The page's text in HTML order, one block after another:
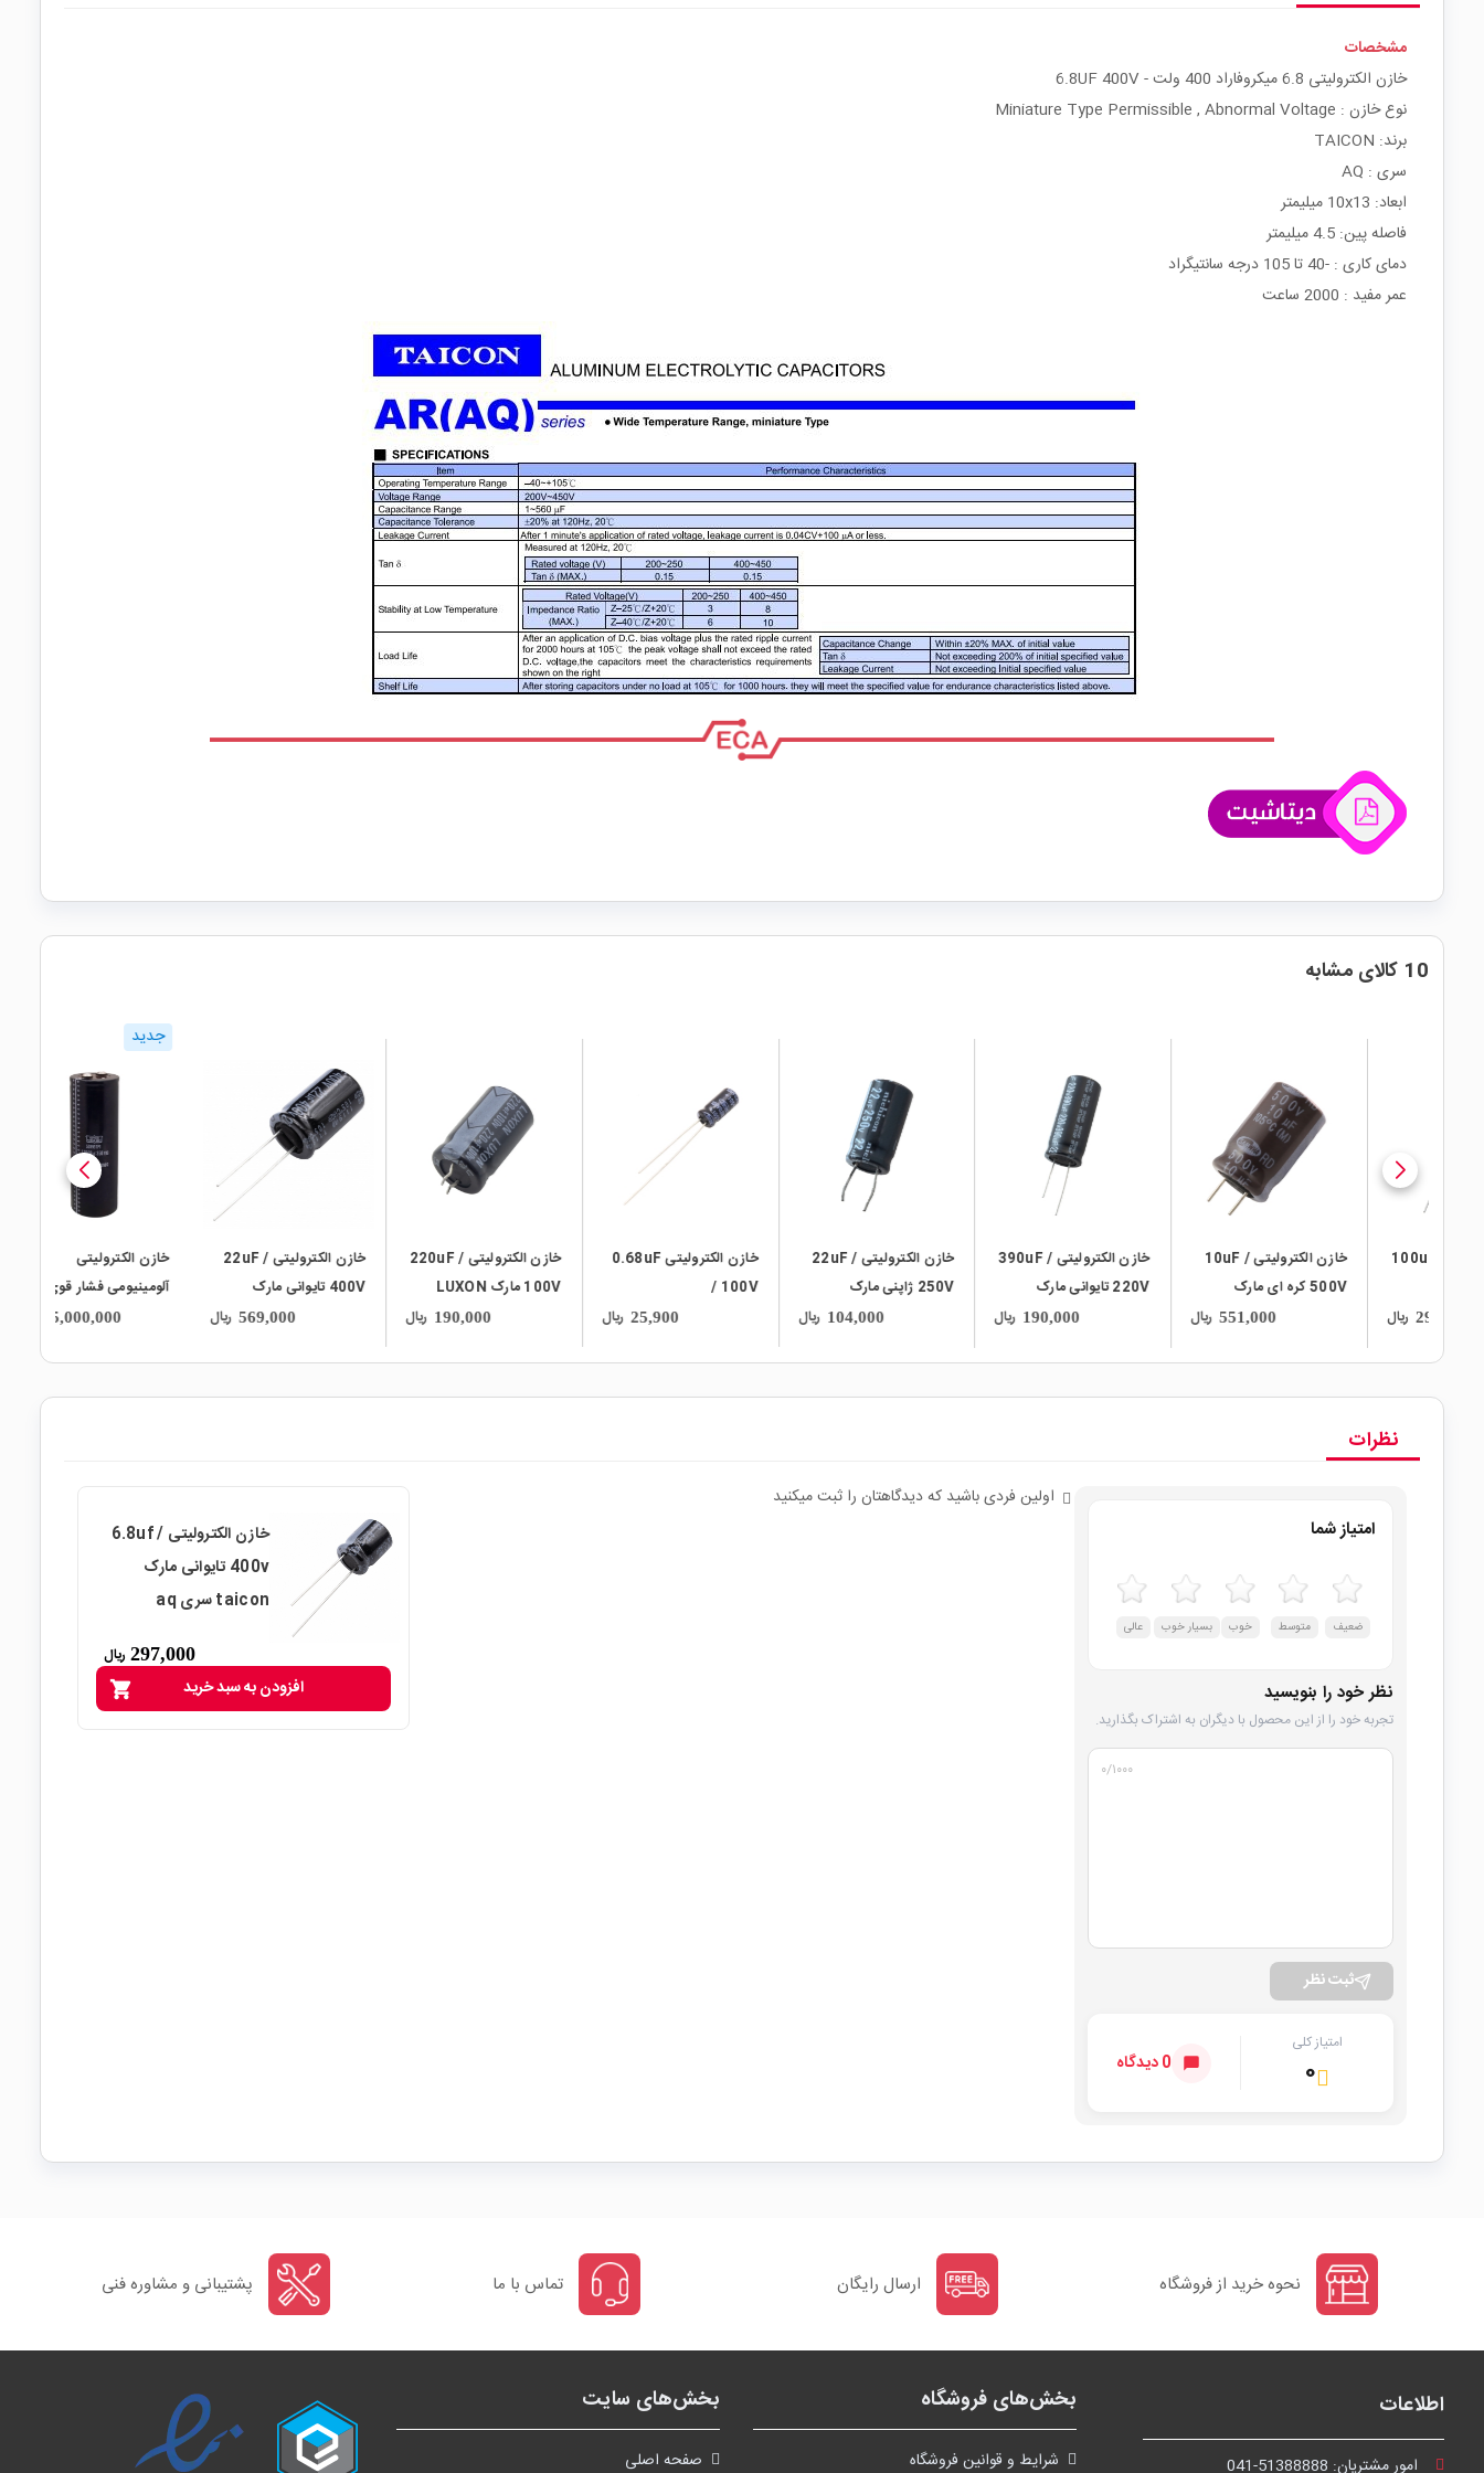
مشخصات
خازن الکترولیتی 6.8 میکروفاراد 400 ولت - 6.8UF 400V
نوع خازن : Miniature Type Permissible , Abnormal Voltage
برند: TAICON
سری : AQ
ابعاد: 10x13 میلیمتر
فاصله پین: 4.5 میلیمتر
دمای کاری : -40 تا 105 درجه سانتیگراد
عمر مفید : 2000 ساعت
10 کالای مشابه
خازن الکترولیتی 10uF /
500V کره ای مارک
(SLC) SAMWHA
ریال
خازن الکترولیتی 390uF /
220V تایوانی مارک
TAICON با طول عمر بالا
ریال
خازن الکترولیتی 22uF /
250V ژاپنی مارک
NICHICON
ریال
خازن الکترولیتی 0.68uF
ریال
خازن الکترولیتی 220uF /
ریال
خازن الکترولیتی 22uF /
400V تایوانی مارک
TAICON سری AQ
ریال
خازن الکترولیتی
آلومینیومی فشار قوی
12000uF-350VDC با35,000,000 ریال
نظرات
امتیاز شما
ضعیف متوسط خوب بسیار خوب عالی
نظر خود را بنویسید
تجربه خود را از این محصول با دیگران به اشتراک بگذارید.
۰/۱۰۰۰
ثبت نظر
امتیاز کلی
۰ 0 دیدگاه
اولین فردی باشید که دیدگاهتان را ثبت میکنید
خازن الکترولیتی 6.8uf /
400v تایوانی مارک
taicon سری aq
297,000 ریال
shopping_cart افزودن به سبد خرید
نحوه خرید از فروشگاه ارسال رایگان تماس با ما پشتیبانی و مشاوره فنی
اطلاعات
امور مشتریان: 041-51388888
بخش‌های فروشگاه
شرايط و قوانین فروشگاه
بخش‌های سایت
صفحه اصلی